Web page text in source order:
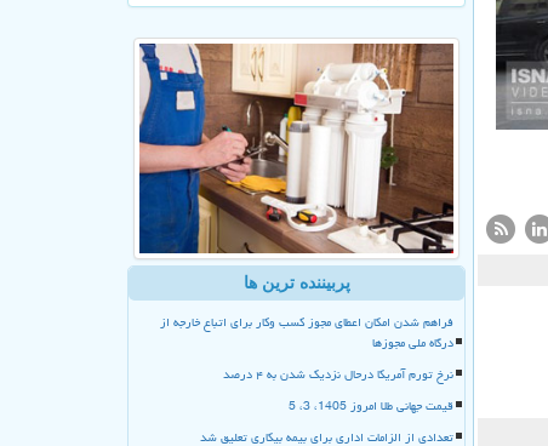
پربیننده ترین ها
فراهم شدن امکان اعطای مجوز کسب وکار برای اتباع خارجه از
درگاه ملی مجوزها
نرخ تورم آمریکا درحال نزدیک شدن به ۴ درصد
قیمت جهانی طلا امروز 1405، 3، 5
تعدادی از الزامات اداری برای بیمه بیکاری تعلیق شد